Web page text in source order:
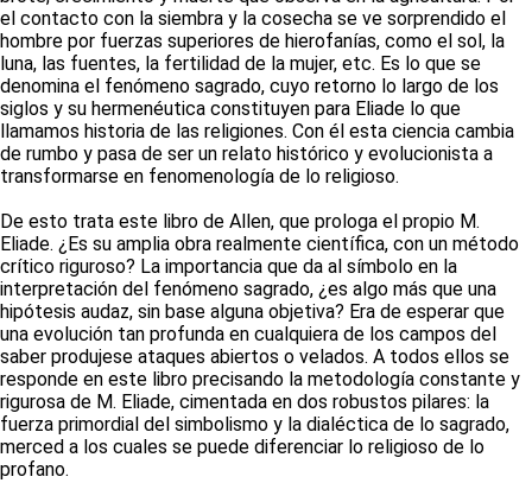
el contacto con la siembra y la cosecha se ve sorprendido el
hombre por fuerzas superiores de hierofanías, como el sol, la
luna, las fuentes, la fertilidad de la mujer, etc. Es lo que se
denomina el fenómeno sagrado, cuyo retorno lo largo de los
siglos y su hermenéutica constituyen para Eliade lo que
llamamos historia de las religiones. Con él esta ciencia cambia
de rumbo y pasa de ser un relato histórico y evolucionista a
transformarse en fenomenología de lo religioso.
De esto trata este libro de Allen, que prologa el propio M.
Eliade. ¿Es su amplia obra realmente científica, con un método
crítico riguroso? La importancia que da al símbolo en la
interpretación del fenómeno sagrado, ¿es algo más que una
hipótesis audaz, sin base alguna objetiva? Era de esperar que
una evolución tan profunda en cualquiera de los campos del
saber produjese ataques abiertos o velados. A todos ellos se
responde en este libro precisando la metodología constante y
rigurosa de M. Eliade, cimentada en dos robustos pilares: la
fuerza primordial del simbolismo y la dialéctica de lo sagrado,
merced a los cuales se puede diferenciar lo religioso de lo
profano.